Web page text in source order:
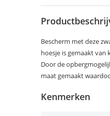
Bescherm met deze
hoesje is gemaakt
Door de
maat gemaakt
Kenmerken